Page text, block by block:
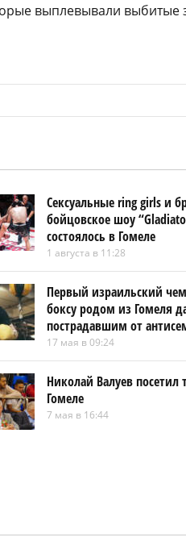
выплевывали
Сексуальные ring girls и
бойцовское шоу
состоялось в Гомеле
1 августа в 11:28
Первый израильский
боксу родом из Гомеля
пострадавшим от
17 мая в 09:24
Николай Валуев посетил
Гомеле
7 мая в 16:44